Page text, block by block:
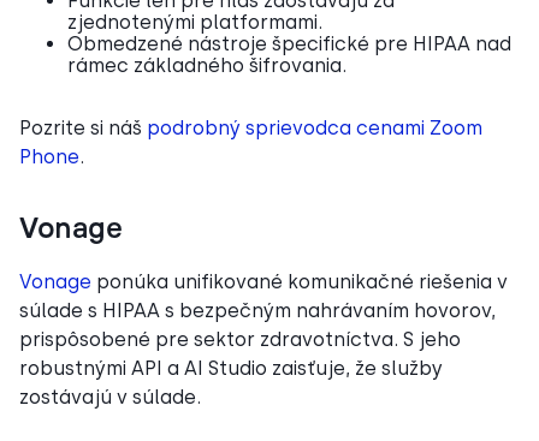
zjednotenými platformami.
Obmedzené nástroje špecifické pre HIPAA nad
rámec základného šifrovania.
Pozrite si náš podrobný sprievodca cenami Zoom
Phone.
Vonage
Vonage ponúka unifikované komunikačné riešenia v
súlade s HIPAA s bezpečným nahrávaním hovorov,
prispôsobené pre sektor zdravotníctva. S jeho
robustnými API a AI Studio zaisťuje, že služby
zostávajú v súlade.